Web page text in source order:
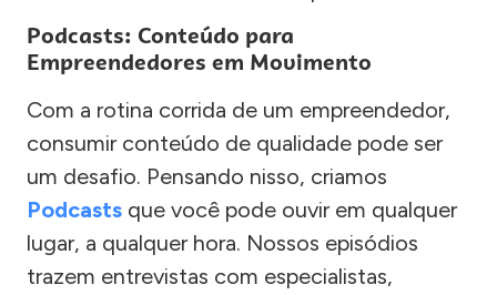
Podcasts: Conteúdo para
Empreendedores em Movimento
Com a rotina corrida de um empreendedor,
consumir conteúdo de qualidade pode ser
um desafio. Pensando nisso, criamos
Podcasts que você pode ouvir em qualquer
lugar, a qualquer hora. Nossos episódios
trazem entrevistas com especialistas,